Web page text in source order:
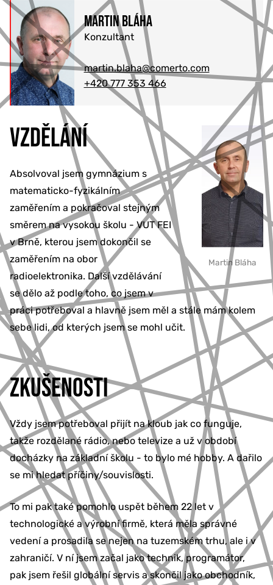
777 353 464Martin Bláha
Konzultant
martin.blaha@comerto.com
+420 777 353 466
Martin Bláha
VZDĚLÁNÍ
Absolvoval jsem gymnázium s
matematicko-fyzikálním
zaměřením a pokračoval stejným
směrem na vysokou školu - VUT FEI
v Brně, kterou jsem dokončil se
zaměřením na obor
radioelektronika. Další vzdělávání
se dělo až podle toho, co jsem v
práci potřeboval a hlavně jsem měl a stále mám kolem
sebe lidi, od kterých jsem se mohl učit.
ZKUŠENOSTI
Vždy jsem potřeboval přijít na kloub jak co funguje,
takže rozdělané rádio, nebo televize a už v období
docházky na základní školu - to bylo mé hobby. A dařilo
se mi hledat příčiny/souvislosti.
To mi pak také pomohlo uspět během 22 let v
technologické a výrobní firmě, která měla správné
vedení a prosadila se nejen na tuzemském trhu, ale i v
zahraničí. V ní jsem začal jako technik, programátor,
pak jsem řešil globální servis a skončil jako obchodník,